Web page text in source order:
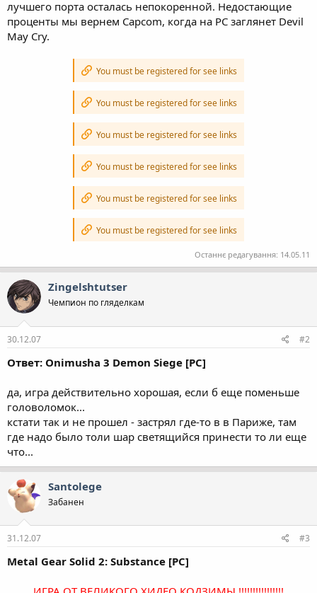
лучшего порта осталась непокоренной. Недостающие
проценты мы вернем Capcom, когда на РС заглянет Devil
May Cry.
You must be registered for see links
You must be registered for see links
You must be registered for see links
You must be registered for see links
You must be registered for see links
You must be registered for see links
Останнє редагування: 14.05.11
Zingelshtutser
Чемпион по гляделкам
30.12.07 #2
Ответ: Onimusha 3 Demon Siege [PC]
да, игра действительно хорошая, если б еще поменьше
головоломок...
кстати так и не прошел - застрял где-то в в Париже, там
где надо было толи шар светящийся принести то ли еще
что...
Santolege
Забанен
31.12.07 #3
Metal Gear Solid 2: Substance [PC]